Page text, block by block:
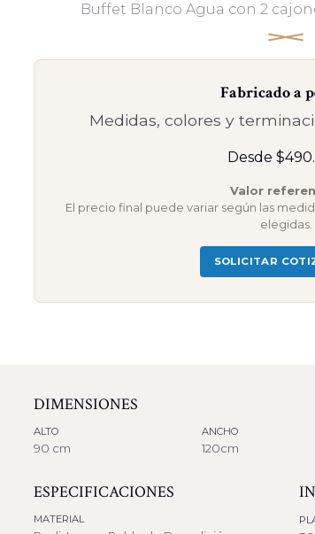
Buffet Blanco Agua con 2
Fabricado a
Medidas, colores y
Desde
Valor
El precio final puede variar según las
elegidas.
SOLICITAR
DIMENSIONES
ALTO
90 cm
ANCHO
120cm
ESPECIFICACIONES
MATERIAL